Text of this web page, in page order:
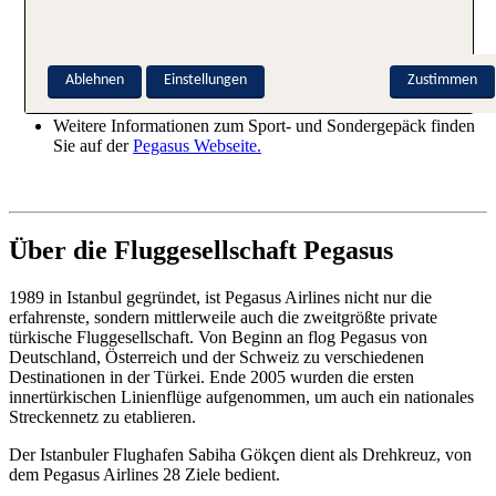
Buchungsnummer (inkl. eines T's an erster Stelle (Bsp.
T12345678) und den Nachnamen eingeben.
Weitere Informationen zum Sport- und Sondergepäck finden
Sie auf derPegasus Webseite.
Über die Fluggesellschaft Pegasus
1989 in Istanbul gegründet, ist Pegasus Airlines nicht nur die
erfahrenste, sondern mittlerweile auch die zweitgrößte private
türkische Fluggesellschaft. Von Beginn an flog Pegasus von
Deutschland, Österreich und der Schweiz zu verschiedenen
Destinationen in der Türkei. Ende 2005 wurden die ersten
innertürkischen Linienflüge aufgenommen, um auch ein nationales
Streckennetz zu etablieren.
Der Istanbuler Flughafen Sabiha Gökçen dient als Drehkreuz, von
dem Pegasus Airlines 28 Ziele bedient.
Zustimmen
Ablehnen Einstellungen